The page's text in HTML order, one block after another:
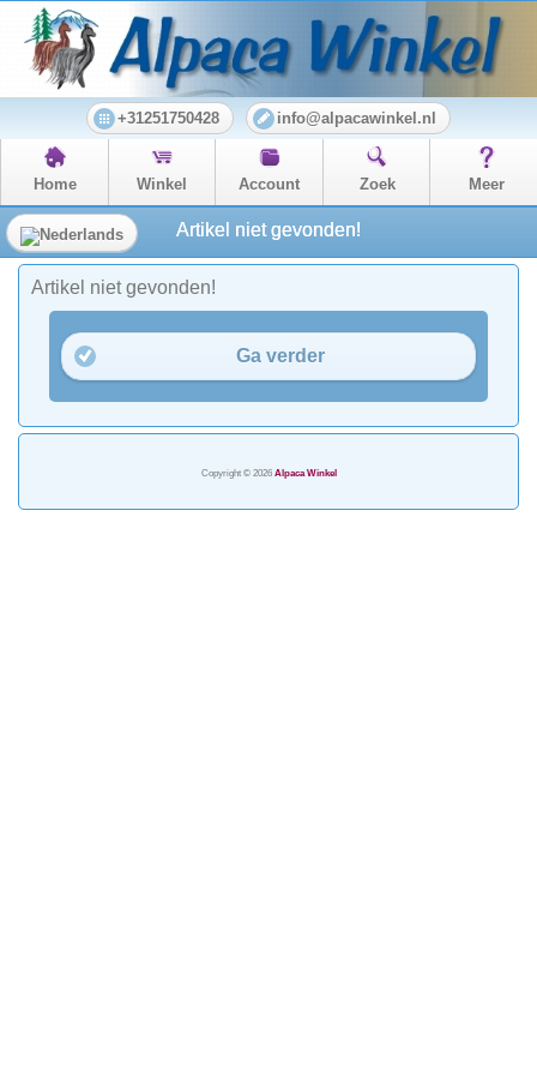
+31251750428 info@alpacawinkel.nl
Home Winkel Account Zoek Meer
Artikel niet gevonden!
Artikel niet gevonden!
Ga verder
Copyright © 2026 Alpaca Winkel